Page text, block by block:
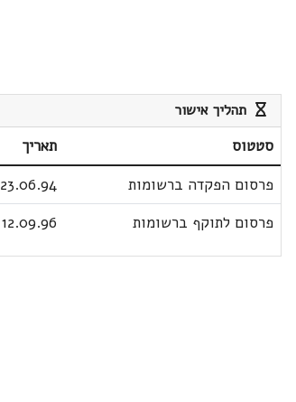
תהליך אישור
סטטוס תאריך
פרסום הפקדה ברשומות
23.06.94
פרסום לתוקף ברשומות
12.09.96